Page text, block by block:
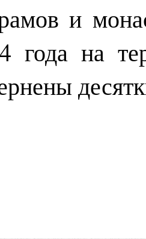
и
года на